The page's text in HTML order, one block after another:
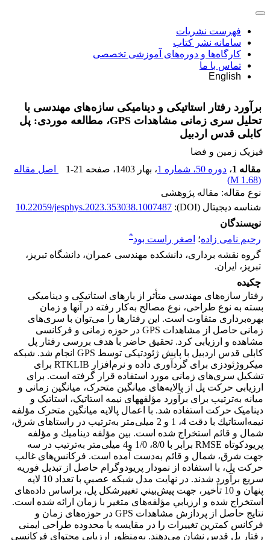
فهرست نشریات
سامانه نشر کتاب
کارگاه‌ها و دوره‌های آموزشی تخصصی
تماس با ما
English
برآورد رفتار استاتیکی و دینامیکی سازه‌های مهندسی با
تحلیل سری زمانی مشاهدات GPS، مطالعه موردی: پل
کابلی قدس اردبیل
فیزیک زمین و فضا
مقاله 1
، دوره 50، شماره 1 ، بهار 1403 ، صفحه 1-21
اصل مقاله
(
1.68 M
)
نوع مقاله: مقاله پژوهشی
شناسه دیجیتال (DOI):
10.22059/jesphys.2023.353038.1007487
نویسندگان
رحیم نامی زاده؛ اصغر راست بود*
گروه نقشه برداری، دانشکده مهندسی عمران، دانشگاه تبریز،
تبریز، ایران.
چکیده
رفتار سازه‌های مهندسی متأثر از بارهای استاتیکی و دینامیکی
بسته به نوع طراحی، نوع مصالح به‌کار رفته در آنها و زمان
بهره‌برداری متفاوت است. این رفتارها را می‌توان با سری‌های
زمانی حاصل از مشاهدات GPS در حوزه زمانی و فرکانسی
مشاهده و ارزیابی کرد. تحقیق حاضر با هدف بررسی رفتار پل
کابلی قدس اردبیل با پایش ژئودتیکی توسط GPS انجام شد. شبکه
میکروژئودزی برای گردآوری داده و نرم‌افزار RTKLIB برای
تشکیل سری‌های زمانی مورد استفاده قرار گرفته است. برای
ارزیابی حرکت پل از پالایه‌های میانگین متحرک، میانگین زمانی و
میانه به‌ترتیب برای برآورد مؤلفه­های نیمه استاتیک، استاتیک و
دینامیک حرکت استفاده شد. با اﻋﻤﺎل ﭘﺎﻻﻳﻪ میانگین متحرک ﻣﺆلفه
ﻧﻴﻤﻪ‌اﺳﺘﺎﺗﻴﻚ ﺑﺎ دقت 4، 1 و 2 میلی‌متر به‌ترتیب در راﺳﺘﺎهای شرق،
شمال و قائم اﺳﺘﺨﺮاج ﺷﺪه اﺳﺖ. ﺑﻴﻦ ﻣﺆلفه دﻳﻨﺎﻣﻴﻚ و ﻣﺆلفه
ﭘﺮﻳﻮدﻛﻮﺗﺎه RMSE ﺑﺮاﺑﺮ ﺑﺎ 8/0، 1/0 و4 میلی‌متر به‌ﺗﺮﺗﻴﺐ در ﺳﻪ
ﺟﻬﺖ شرق، شمال و قائم به‌دست آﻣﺪه است. ﻓﺮﻛﺎنس‌های ﻏﺎﻟﺐ
ﺣﺮﻛﺖ ﭘﻞ، ﺑﺎ اﺳﺘﻔﺎده از نمودار پریودوگرام حاصل از تبدیل فوریه
سریع ﺑﺮآورد ﺷﺪﻧﺪ. در ﻧﻬﺎﻳﺖ ﻣﺪل ﺷﺒﻜﻪ ﻋﺼﺒﻲ ﺑﺎ ﺗﻌﺪاد 10 ﻻﻳﻪ
ﭘﻨﻬﺎن و 10 ﺗﺄﺧﻴﺮ، ﺟﻬﺖ ﭘﻴﺶﺑﻴﻨﻲ ﺗﻐﻴﻴﺮﺷﻜﻞ ﭘﻞ، ﺑﺮاﺳﺎس دادهﻫﺎی
اﺳﺘﺨﺮاج ﺷﺪه و ارزﻳﺎﺑﻲ ﻣﺆﻟﻔﻪﻫﺎی ﻣﺘﻐﻴﺮ ﺑﺎ زﻣﺎن اراﺋﻪ ﺷﺪه اﺳﺖ.
ﻧﺘﺎﻳﺞ ﺣﺎﺻﻞ از پردازش مشاهدات GPS در ﺣﻮزهﻫﺎی زﻣﺎن و
ﻓﺮﻛﺎﻧﺲ کمترین تغییرات را در مقایسه با محدوده طراحی ایمنی
رفتار پل قدس نشان می‌دهند. به‌منظور ارزیابی محتوای فرکانسی